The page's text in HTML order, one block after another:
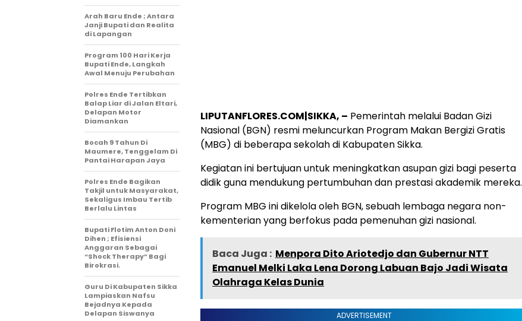
LIPUTANFLORES.COM|SIKKA, – Pemerintah melalui Badan Gizi
Nasional (BGN) resmi meluncurkan Program Makan Bergizi Gratis
(MBG) di beberapa sekolah di Kabupaten Sikka.
Kegiatan ini bertujuan untuk meningkatkan asupan gizi bagi peserta
didik guna mendukung pertumbuhan dan prestasi akademik mereka.
Program MBG ini dikelola oleh BGN, sebuah lembaga negara non-
kementerian yang berfokus pada pemenuhan gizi nasional.
Baca Juga : Menpora Dito Ariotedjo dan Gubernur NTT
Emanuel Melki Laka Lena Dorong Labuan Bajo Jadi Wisata
Olahraga Kelas Dunia
ADVERTISEMENT
Arah Baru Ende ; Antara
Janji Bupati dan Realita
di Lapangan
Program 100 Hari Kerja
Bupati Ende, Langkah
Awal Menuju Perubahan
Polres Ende Tertibkan
Balap Liar di Jalan Eltari,
Delapan Motor
Diamankan
Bocah 9 Tahun Di
Maumere, Tenggelam Di
Pantai Harapan Jaya
Polres Ende Bagikan
Takjil untuk Masyarakat,
Sekaligus Imbau Tertib
Berlalu Lintas
Bupati Flotim Anton Doni
Dihen ; Efisiensi
Anggaran Sebagai
“Shock Therapy” Bagi
Birokrasi.
Guru Di Kabupaten Sikka
Lampiaskan Nafsu
Bejadnya Kepada
Delapan Siswanya